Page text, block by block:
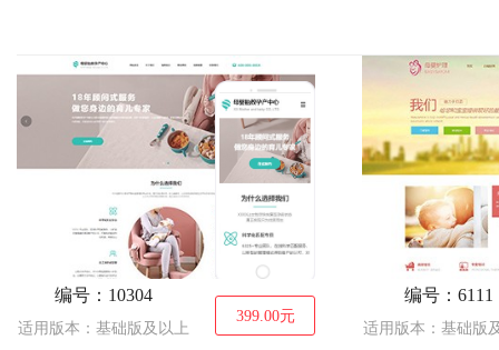
服装 通讯、数码
能源、灯具 娱乐、休闲
鲜花 礼品、
珠宝、首饰
编号：10304
适用版本：基础版及以上
399.00元
编号：6111
适用版本：基础版